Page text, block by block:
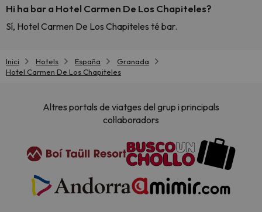
Hi ha bar a Hotel Carmen De Los Chapiteles?
Sí, Hotel Carmen De Los Chapiteles té bar.
Inici Hotels España
Granada
Hotel Carmen De Los Chapiteles
Altres portals de viatges del grup i principals
col·laboradors